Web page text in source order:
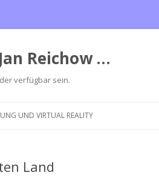
Reichow …
verfügbar sein.
Inhalt
UND VIRTUAL REALITY
Land